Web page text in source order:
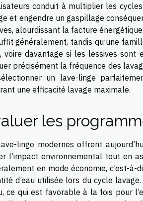
conduit à multiplier les
et engendre un gaspillage
alourdissant la facture
généralement, tandis qu’une
voire davantage si les lessives sont
précisément la fréquence des
un lave-linge
une efficacité lavage maximale.
les
linge modernes offrent
l’impact environnemental tout en
en mode économie, c’est-
d’eau utilisée lors du cycle
ce qui est favorable à la fois pour